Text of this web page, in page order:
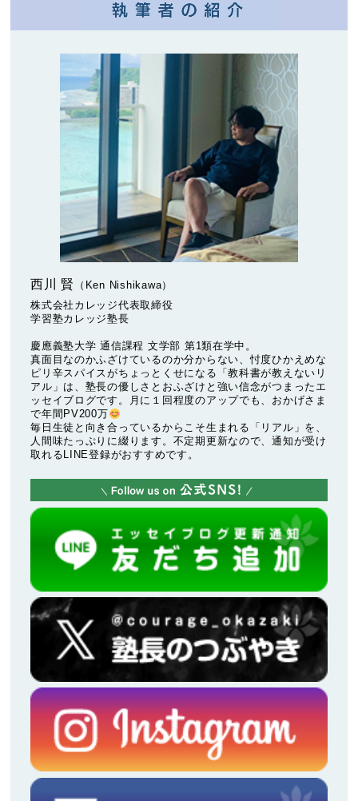
西川 賢
（Ken Nishikawa）
株式会社カレッジ代表取締役
学習塾カレッジ塾長
慶應義塾大学 通信課程 文学部 第1類在学中。
真面目なのかふざけているのか分からない、忖度ひかえめな
ピリ辛スパイスがちょっとくせになる「教科書が教えないリ
アル」は、塾長の優しさとおふざけと強い信念がつまったエ
ッセイブログです。月に１回程度のアップでも、おかげさま
で年間PV200万
毎日生徒と向き合っているからこそ生まれる「リアル」を、
人間味たっぷりに綴ります。不定期更新なので、通知が受け
取れるLINE登録がおすすめです。